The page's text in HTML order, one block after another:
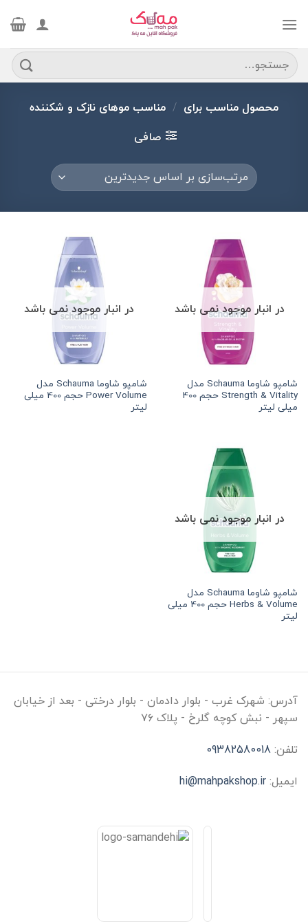
جستجو
برای:
محصول مناسب برای / مناسب موهای نازک و شکننده
صافی
در انبار موجود نمی باشد
شامپو شاوما Schauma مدل
Strength & Vitality حجم 400
میلی لیتر
در انبار موجود نمی باشد
شامپو شاوما Schauma مدل
Power Volume حجم 400 میلی
لیتر
در انبار موجود نمی باشد
شامپو شاوما Schauma مدل
Herbs & Volume حجم 400 میلی
لیتر
آدرس: شهرک غرب - بلوار دادمان - بلوار درختی - بعد از خیابان
سپهر - نبش کوچه گلرخ - پلاک ۷۶
تلفن: 09382580018
ایمیل: hi@mahpakshop.ir